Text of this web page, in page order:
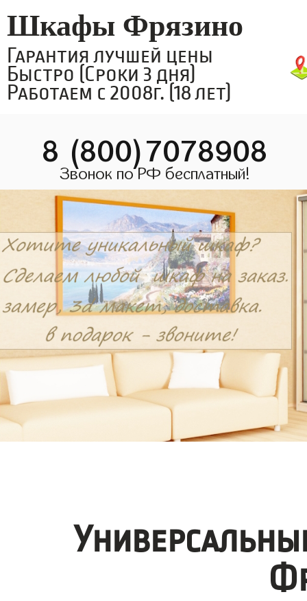
Шкафы Фрязино
Гарантия лучшей цены
Быстро (Сроки 3 дня)
Работаем с 2008г. (18 лет)
8 (800)7078908
Звонок по РФ бесплатный!